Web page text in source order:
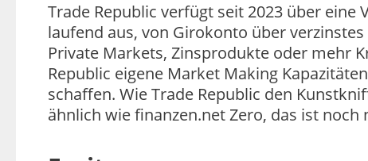
Trade Republic verfügt seit 2023 über
laufend aus, von Girokonto über
Private Markets, Zinsprodukte oder mehr
Republic eigene Market Making
schaffen. Wie Trade Republic den
ähnlich wie finanzen.net Zero, das ist noch